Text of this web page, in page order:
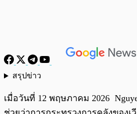
สรุปข่าว
เมื่อวันที่ 12 พฤษภาคม 2026